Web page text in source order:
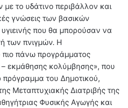
με το υδάτινο περιβάλλον και
γνώσεις των βασικών
που θα μπορούσαν να
των πνιγμών. Η
πιο πάνω προγράμματος
– εκμάθησης κολύμβησης», που
του Δημοτικού,
Μεταπτυχιακής Διατριβής της
Φυσικής Αγωγής και